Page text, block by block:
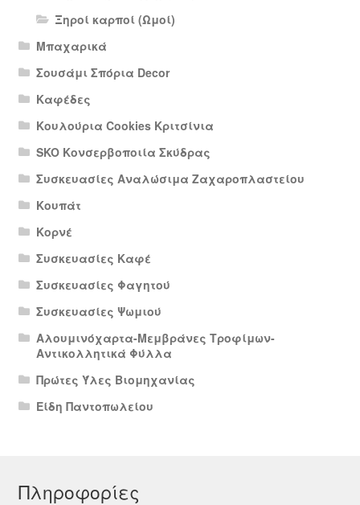
Ξηροί καρποί (Ωμοί)
Μπαχαρικά
Σουσάμι Σπόρια Decor
Καφέδες
Κουλούρια Cookies Κριτσίνια
SKO Κονσερβοποιία Σκύδρας
Συσκευασίες Αναλώσιμα Ζαχαροπλαστείου
Κουπάτ
Κορνέ
Συσκευασίες Καφέ
Συσκευασίες Φαγητού
Συσκευασίες Ψωμιού
Αλουμινόχαρτα-Μεμβράνες Τροφίμων-
Αντικολλητικά Φύλλα
Πρώτες Ύλες Βιομηχανίας
Είδη Παντοπωλείου
Πληροφορίες